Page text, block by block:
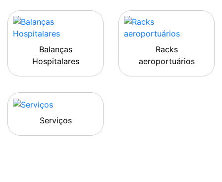
Balanças
Hospitalares
Racks
aeroportuários
Serviços